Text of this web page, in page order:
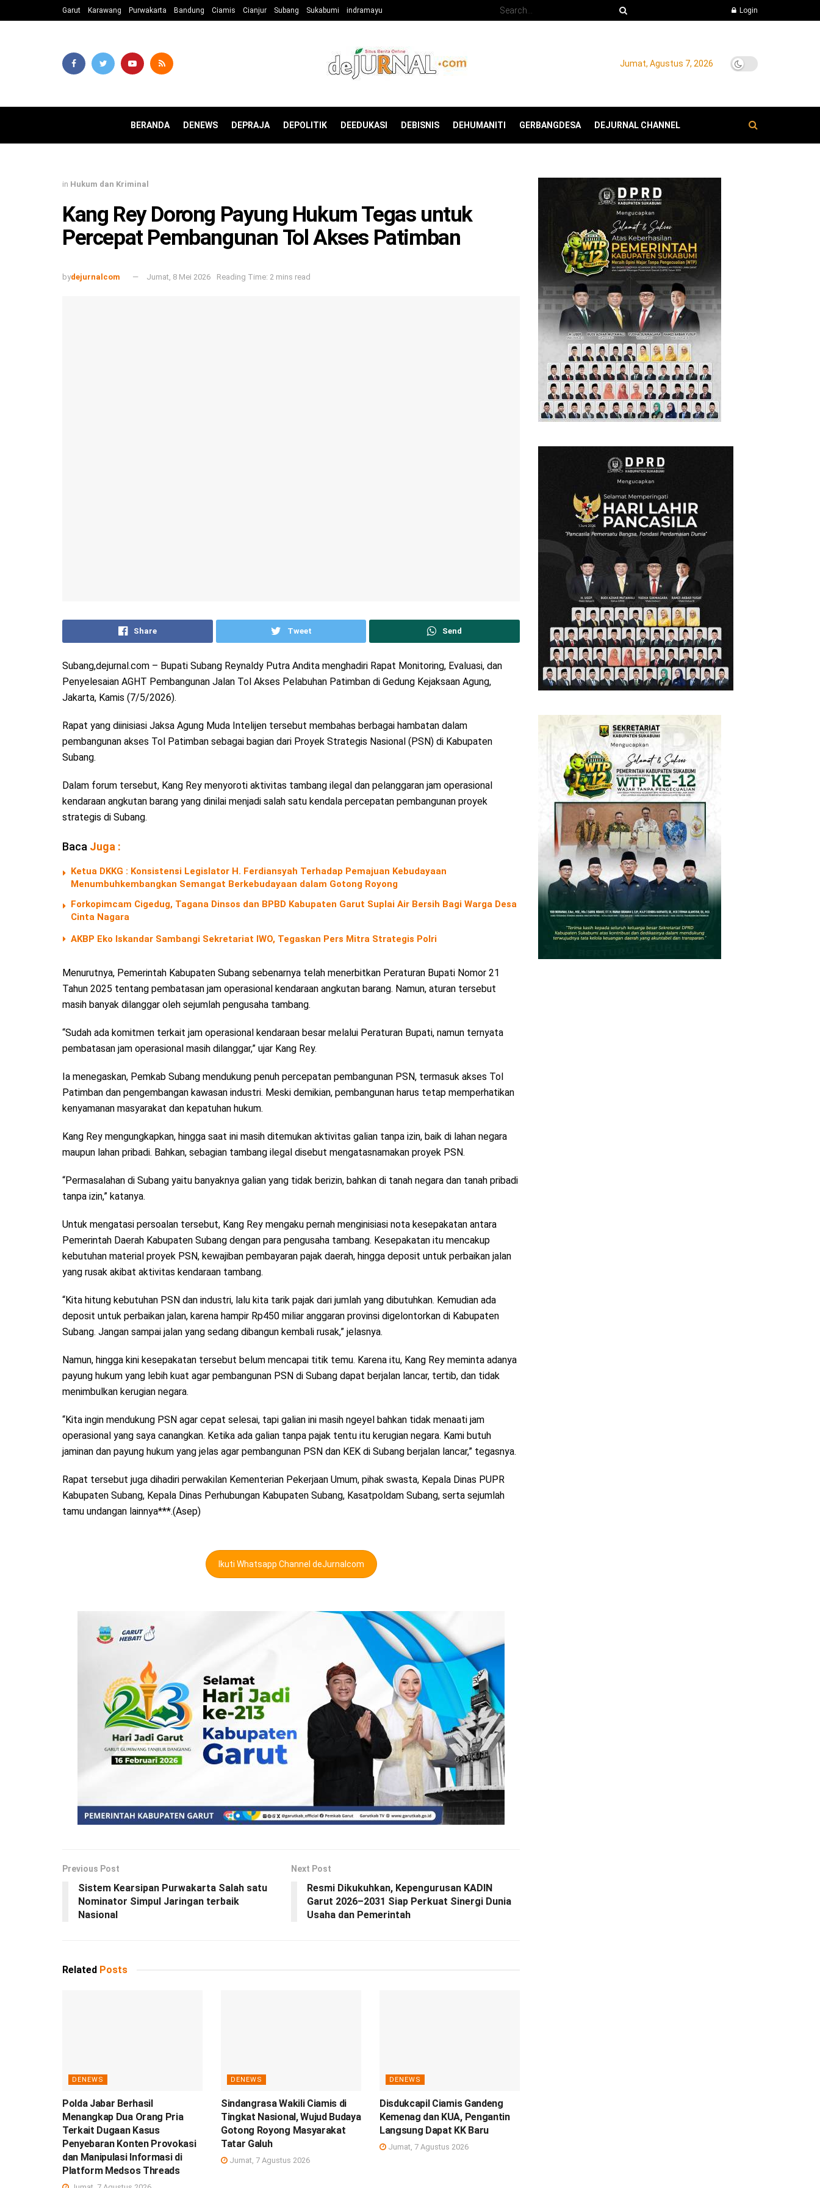
Garut Karawang Purwakarta Bandung Ciamis Cianjur Subang Sukabumi indramayu Login
Jumat, Agustus 7, 2026
BERANDA DENEWS DEPRAJA DEPOLITIK DEEDUKASI DEBISNIS DEHUMANITI GERBANGDESA DEJURNAL CHANNEL
in Hukum dan Kriminal
Kang Rey Dorong Payung Hukum Tegas untuk
Percepat Pembangunan Tol Akses Patimban
bydejurnalcom Jumat, 8 Mei 2026 Reading Time: 2 mins read
Share Tweet Send
Subang,dejurnal.com – Bupati Subang Reynaldy Putra Andita menghadiri Rapat Monitoring, Evaluasi, dan
Penyelesaian AGHT Pembangunan Jalan Tol Akses Pelabuhan Patimban di Gedung Kejaksaan Agung,
Jakarta, Kamis (7/5/2026).
Rapat yang diinisiasi Jaksa Agung Muda Intelijen tersebut membahas berbagai hambatan dalam
pembangunan akses Tol Patimban sebagai bagian dari Proyek Strategis Nasional (PSN) di Kabupaten
Subang.
Dalam forum tersebut, Kang Rey menyoroti aktivitas tambang ilegal dan pelanggaran jam operasional
kendaraan angkutan barang yang dinilai menjadi salah satu kendala percepatan pembangunan proyek
strategis di Subang.
Baca Juga :
Ketua DKKG : Konsistensi Legislator H. Ferdiansyah Terhadap Pemajuan Kebudayaan
Menumbuhkembangkan Semangat Berkebudayaan dalam Gotong Royong
Forkopimcam Cigedug, Tagana Dinsos dan BPBD Kabupaten Garut Suplai Air Bersih Bagi Warga Desa
Cinta Nagara
AKBP Eko Iskandar Sambangi Sekretariat IWO, Tegaskan Pers Mitra Strategis Polri
Menurutnya, Pemerintah Kabupaten Subang sebenarnya telah menerbitkan Peraturan Bupati Nomor 21
Tahun 2025 tentang pembatasan jam operasional kendaraan angkutan barang. Namun, aturan tersebut
masih banyak dilanggar oleh sejumlah pengusaha tambang.
“Sudah ada komitmen terkait jam operasional kendaraan besar melalui Peraturan Bupati, namun ternyata
pembatasan jam operasional masih dilanggar,” ujar Kang Rey.
Ia menegaskan, Pemkab Subang mendukung penuh percepatan pembangunan PSN, termasuk akses Tol
Patimban dan pengembangan kawasan industri. Meski demikian, pembangunan harus tetap memperhatikan
kenyamanan masyarakat dan kepatuhan hukum.
Kang Rey mengungkapkan, hingga saat ini masih ditemukan aktivitas galian tanpa izin, baik di lahan negara
maupun lahan pribadi. Bahkan, sebagian tambang ilegal disebut mengatasnamakan proyek PSN.
“Permasalahan di Subang yaitu banyaknya galian yang tidak berizin, bahkan di tanah negara dan tanah pribadi
tanpa izin,” katanya.
Untuk mengatasi persoalan tersebut, Kang Rey mengaku pernah menginisiasi nota kesepakatan antara
Pemerintah Daerah Kabupaten Subang dengan para pengusaha tambang. Kesepakatan itu mencakup
kebutuhan material proyek PSN, kewajiban pembayaran pajak daerah, hingga deposit untuk perbaikan jalan
yang rusak akibat aktivitas kendaraan tambang.
“Kita hitung kebutuhan PSN dan industri, lalu kita tarik pajak dari jumlah yang dibutuhkan. Kemudian ada
deposit untuk perbaikan jalan, karena hampir Rp450 miliar anggaran provinsi digelontorkan di Kabupaten
Subang. Jangan sampai jalan yang sedang dibangun kembali rusak,” jelasnya.
Namun, hingga kini kesepakatan tersebut belum mencapai titik temu. Karena itu, Kang Rey meminta adanya
payung hukum yang lebih kuat agar pembangunan PSN di Subang dapat berjalan lancar, tertib, dan tidak
menimbulkan kerugian negara.
“Kita ingin mendukung PSN agar cepat selesai, tapi galian ini masih ngeyel bahkan tidak menaati jam
operasional yang saya canangkan. Ketika ada galian tanpa pajak tentu itu kerugian negara. Kami butuh
jaminan dan payung hukum yang jelas agar pembangunan PSN dan KEK di Subang berjalan lancar,” tegasnya.
Rapat tersebut juga dihadiri perwakilan Kementerian Pekerjaan Umum, pihak swasta, Kepala Dinas PUPR
Kabupaten Subang, Kepala Dinas Perhubungan Kabupaten Subang, Kasatpoldam Subang, serta sejumlah
tamu undangan lainnya***.(Asep)
Ikuti Whatsapp Channel deJurnalcom
Previous Post
Sistem Kearsipan Purwakarta Salah satu
Nominator Simpul Jaringan terbaik
Nasional
Next Post
Resmi Dikukuhkan, Kepengurusan KADIN
Garut 2026–2031 Siap Perkuat Sinergi Dunia
Usaha dan Pemerintah
Related Posts
DENEWS
Polda Jabar Berhasil
Menangkap Dua Orang Pria
Terkait Dugaan Kasus
Penyebaran Konten Provokasi
dan Manipulasi Informasi di
Platform Medsos Threads
DENEWS
Sindangrasa Wakili Ciamis di
Tingkat Nasional, Wujud Budaya
Gotong Royong Masyarakat
Tatar Galuh
Jumat, 7 Agustus 2026
DENEWS
Disdukcapil Ciamis Gandeng
Kemenag dan KUA, Pengantin
Langsung Dapat KK Baru
Jumat, 7 Agustus 2026